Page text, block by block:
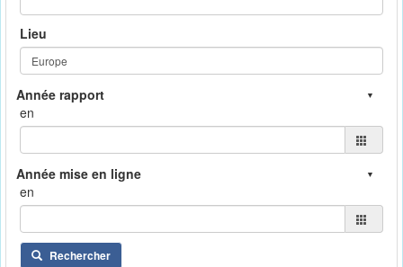
Lieu
en
en
Rechercher